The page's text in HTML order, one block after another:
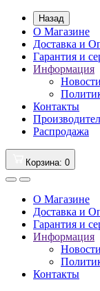
Назад
О Магазине
Доставка и
Гарантия и
Информация
Контакты
Распродажа
Корзина: 0
О Магазине
Доставка и
Гарантия и
Информация
Контакты